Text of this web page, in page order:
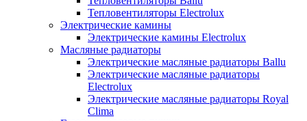
Тепловентиляторы Electrolux
Электрические камины
Электрические камины Electrolux
Масляные радиаторы
Электрические масляные радиаторы Ballu
Электрические масляные радиаторы
Electrolux
Электрические масляные радиаторы Royal
Clima